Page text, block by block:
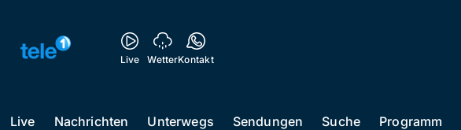
Live WetterKontakt
Live Nachrichten Unterwegs Sendungen Suche Programm